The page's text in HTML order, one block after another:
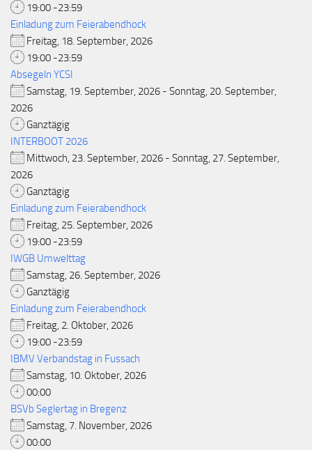
19:00 -23:59
Einladung zum Feierabendhock
Freitag, 18. September, 2026
19:00 -23:59
Absegeln YCSI
Samstag, 19. September, 2026 - Sonntag, 20. September,
2026
Ganztägig
INTERBOOT 2026
Mittwoch, 23. September, 2026 - Sonntag, 27. September,
2026
Ganztägig
Einladung zum Feierabendhock
Freitag, 25. September, 2026
19:00 -23:59
IWGB Umwelttag
Samstag, 26. September, 2026
Ganztägig
Einladung zum Feierabendhock
Freitag, 2. Oktober, 2026
19:00 -23:59
IBMV Verbandstag in Fussach
Samstag, 10. Oktober, 2026
00:00
BSVb Seglertag in Bregenz
Samstag, 7. November, 2026
00:00